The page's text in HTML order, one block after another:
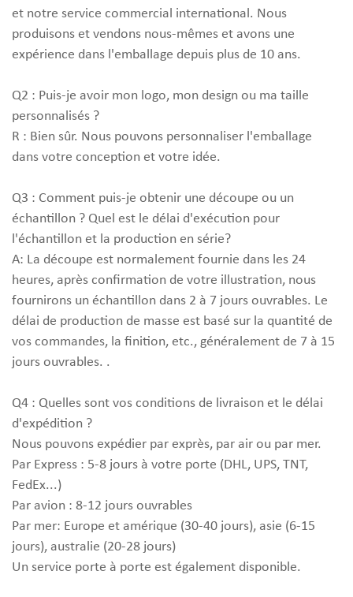
et notre service commercial international. Nous
produisons et vendons nous-mêmes et avons une
expérience dans l'emballage depuis plus de 10 ans.
Q2 : Puis-je avoir mon logo, mon design ou ma taille
personnalisés ?
R : Bien sûr. Nous pouvons personnaliser l'emballage
dans votre conception et votre idée.
Q3 : Comment puis-je obtenir une découpe ou un
échantillon ? Quel est le délai d'exécution pour
l'échantillon et la production en série?
A: La découpe est normalement fournie dans les 24
heures, après confirmation de votre illustration, nous
fournirons un échantillon dans 2 à 7 jours ouvrables. Le
délai de production de masse est basé sur la quantité de
vos commandes, la finition, etc., généralement de 7 à 15
jours ouvrables. .
Q4 : Quelles sont vos conditions de livraison et le délai
d'expédition ?
Nous pouvons expédier par exprès, par air ou par mer.
Par Express : 5-8 jours à votre porte (DHL, UPS, TNT,
FedEx...)
Par avion : 8-12 jours ouvrables
Par mer: Europe et amérique (30-40 jours), asie (6-15
jours), australie (20-28 jours)
Un service porte à porte est également disponible.